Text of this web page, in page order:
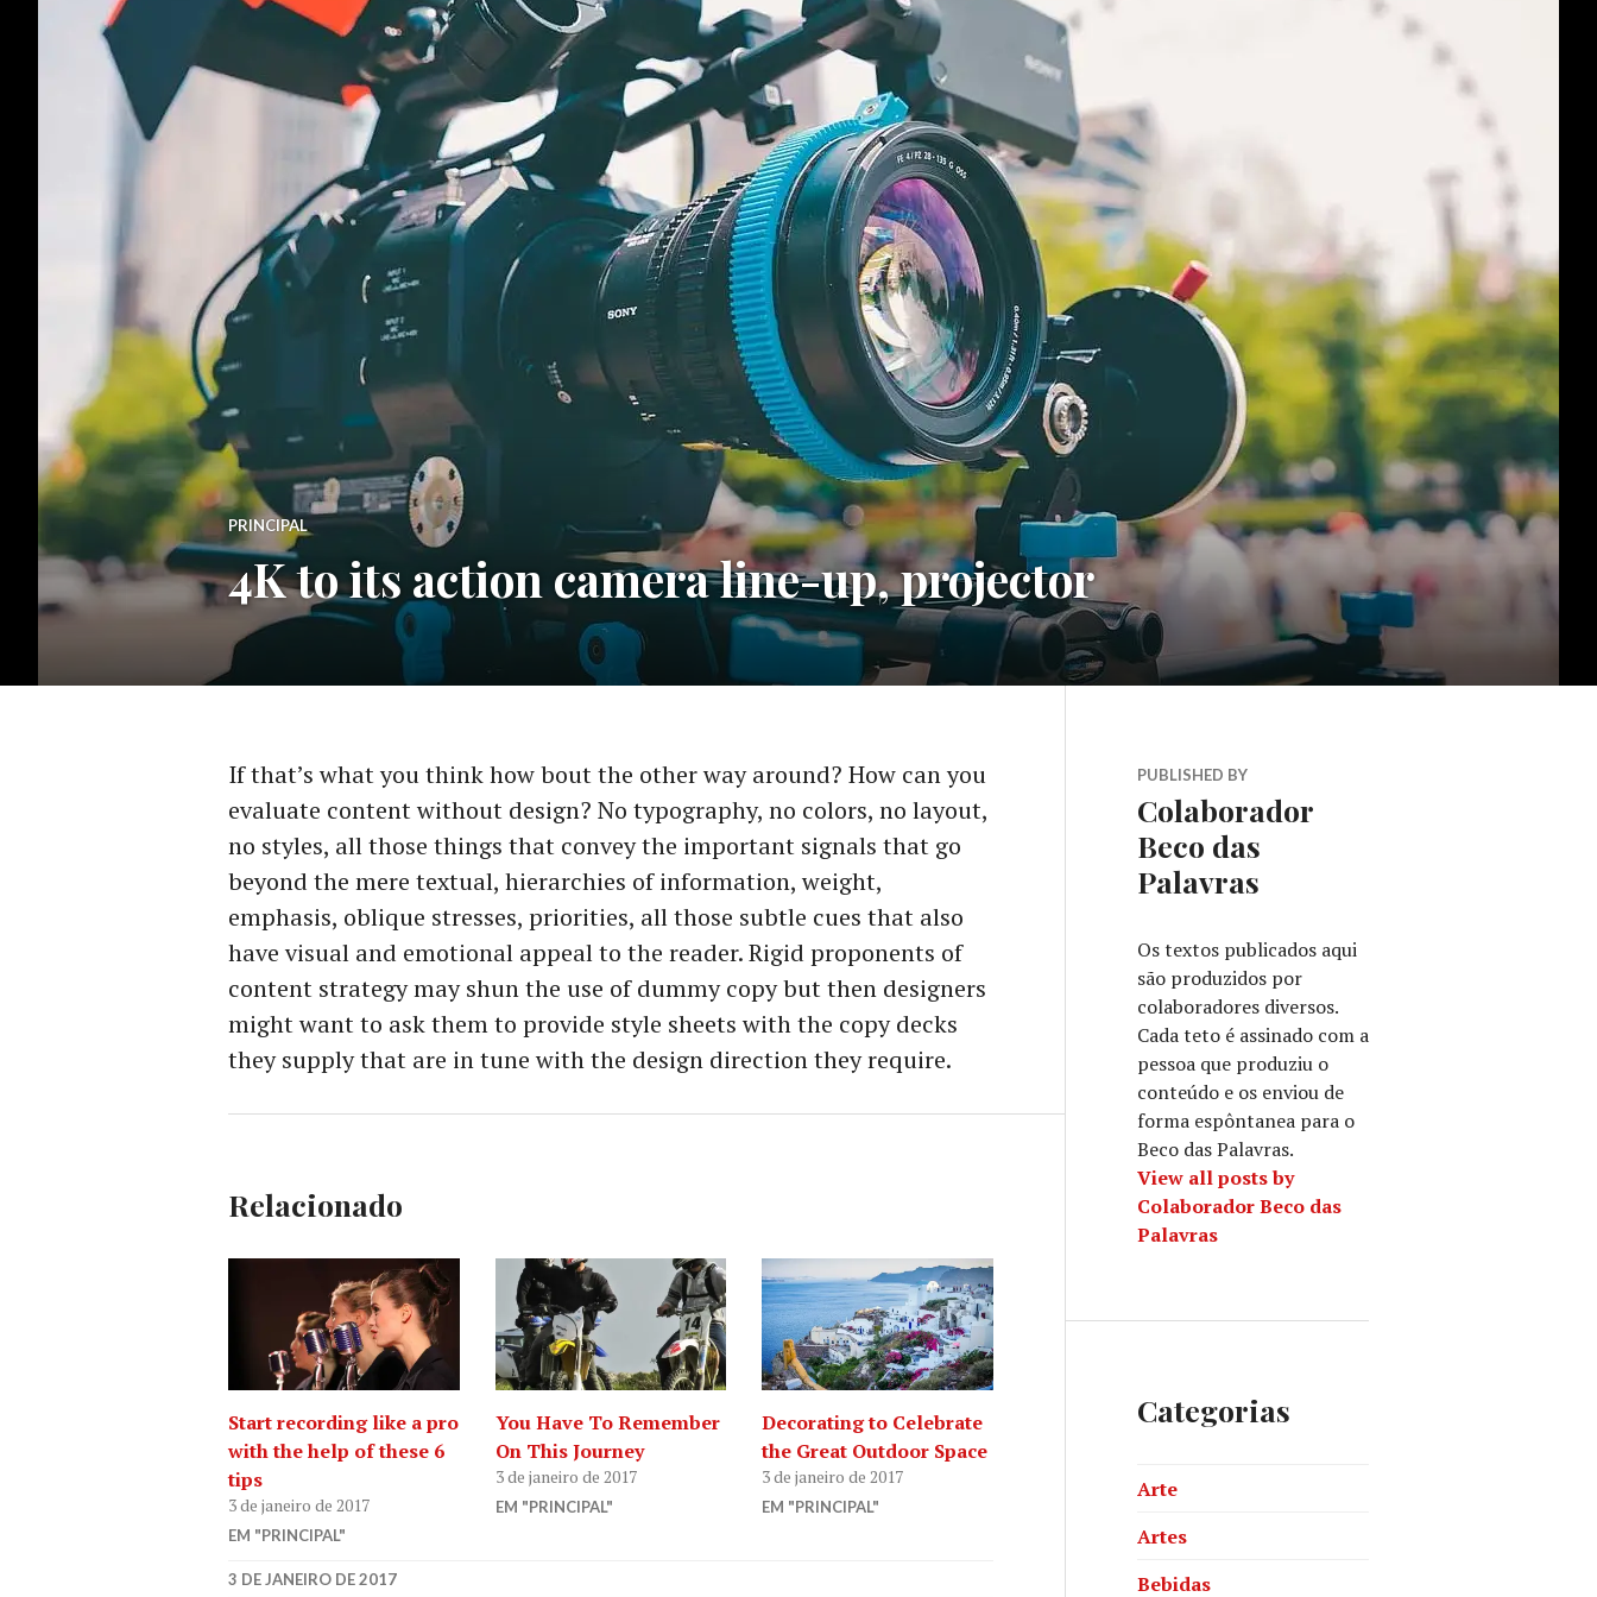
PRINCIPAL
4K to its action camera line-up, projector
If that’s what you think how bout the other way around? How can you
evaluate content without design? No typography, no colors, no layout,
no styles, all those things that convey the important signals that go
beyond the mere textual, hierarchies of information, weight,
emphasis, oblique stresses, priorities, all those subtle cues that also
have visual and emotional appeal to the reader. Rigid proponents of
content strategy may shun the use of dummy copy but then designers
might want to ask them to provide style sheets with the copy decks
they supply that are in tune with the design direction they require.
Relacionado
Start recording like a pro
with the help of these 6
tips
3 de janeiro de 2017
EM "PRINCIPAL"
You Have To Remember
On This Journey
3 de janeiro de 2017
EM "PRINCIPAL"
Decorating to Celebrate
the Great Outdoor Space
3 de janeiro de 2017
EM "PRINCIPAL"
3 DE JANEIRO DE 2017
PUBLISHED BY
Colaborador
Beco das
Palavras
Os textos publicados aqui
são produzidos por
colaboradores diversos.
Cada teto é assinado com a
pessoa que produziu o
conteúdo e os enviou de
forma espôntanea para o
Beco das Palavras.
View all posts by
Colaborador Beco das
Palavras
Categorias
Arte
Artes
Bebidas